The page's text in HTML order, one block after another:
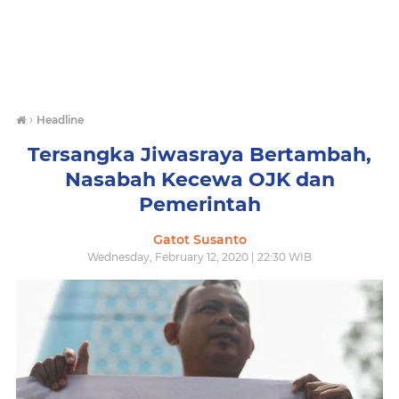
› Headline
Tersangka Jiwasraya Bertambah,
Nasabah Kecewa OJK dan
Pemerintah
Gatot Susanto
Wednesday, February 12, 2020 | 22:30 WIB